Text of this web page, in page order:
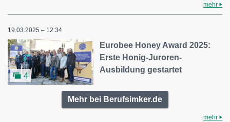
mehr
19.03.2025 – 12:34
4
Eurobee Honey Award 2025:
Erste Honig-Juroren-
Ausbildung gestartet
Mehr bei Berufsimker.de
mehr